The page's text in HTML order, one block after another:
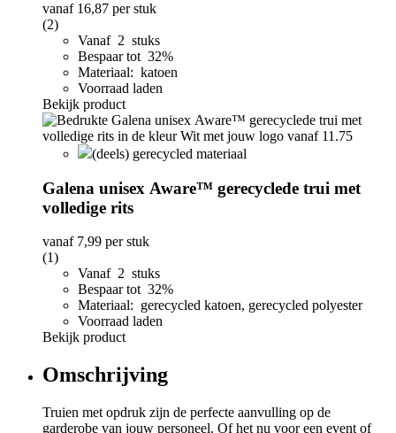
vanaf 16,87 per stuk
(2)
Vanaf 2 stuks
Bespaar tot 32%
Materiaal: katoen
Voorraad laden
Bekijk product
(deels) gerecycled materiaal
Galena unisex Aware™ gerecyclede trui met
volledige rits
vanaf 7,99 per stuk
(1)
Vanaf 2 stuks
Bespaar tot 32%
Materiaal: gerecycled katoen, gerecycled polyester
Voorraad laden
Bekijk product
Omschrijving
Truien met opdruk zijn de perfecte aanvulling op de
garderobe van jouw personeel. Of het nu voor een event of